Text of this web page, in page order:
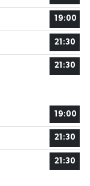
19:00
21:30
21:30
19:00
21:30
21:30